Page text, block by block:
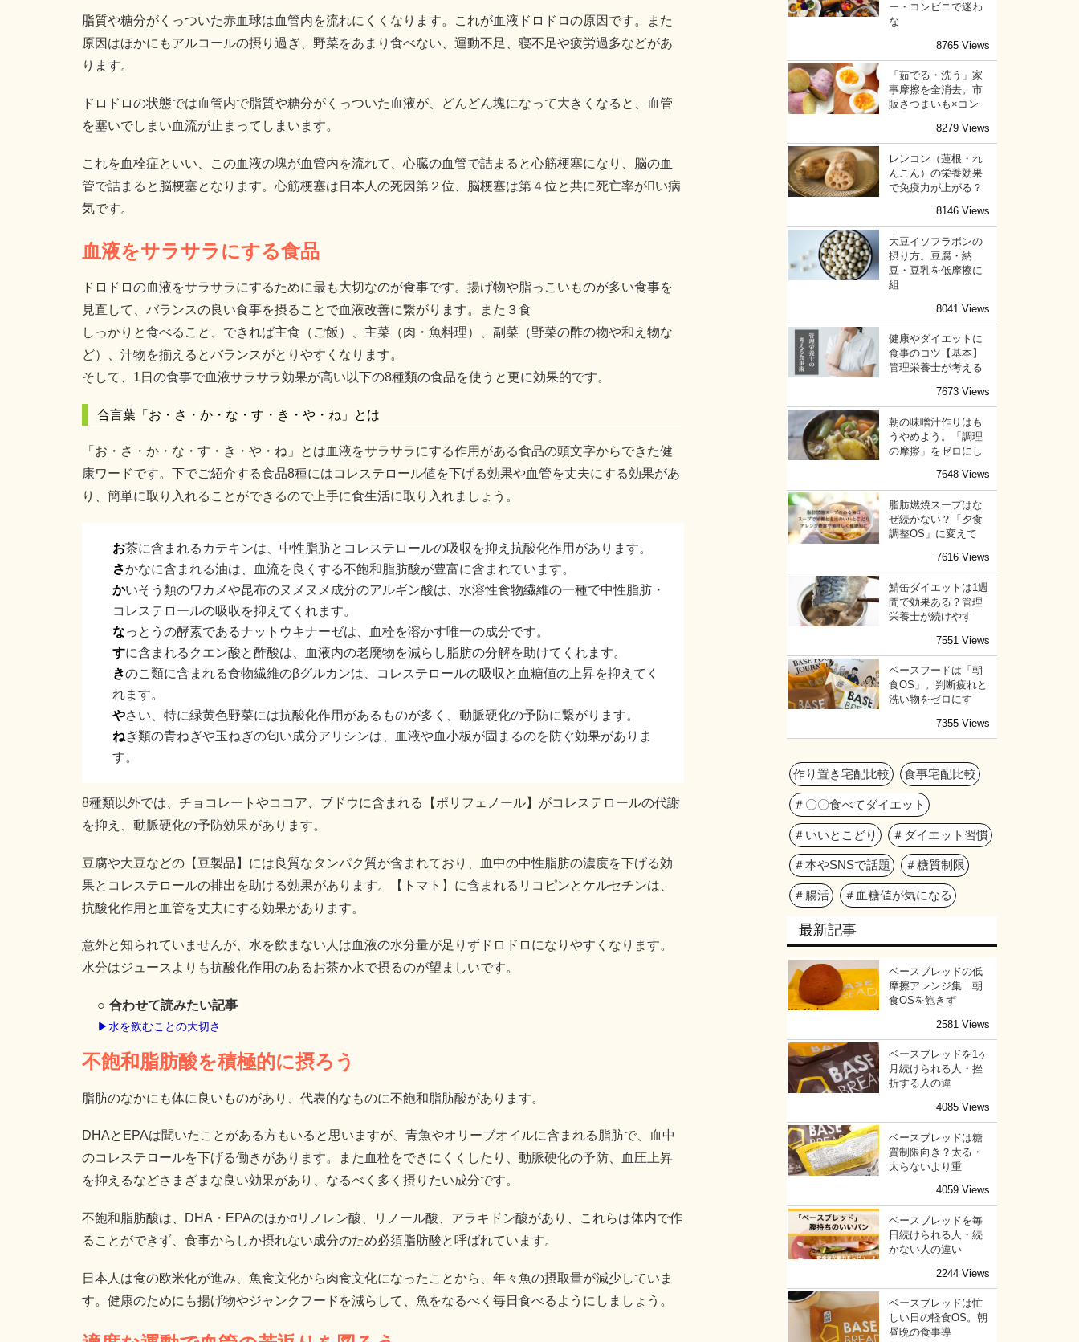
脂質や糖分がくっついた赤血球は血管内を流れにくくなります。これが血液ドロドロの原因です。また
原因はほかにもアルコールの摂り過ぎ、野菜をあまり食べない、運動不足、寝不足や疲労過多などがあ
ります。
ドロドロの状態では血管内で脂質や糖分がくっついた血液が、どんどん塊になって大きくなると、血管
を塞いでしまい血流が止まってしまいます。
これを血栓症といい、この血液の塊が血管内を流れて、心臓の血管で詰まると心筋梗塞になり、脳の血
管で詰まると脳梗塞となります。心筋梗塞は日本人の死因第２位、脳梗塞は第４位と共に死亡率がい病
気です。
血液をサラサラにする食品
ドロドロの血液をサラサラにするために最も大切なのが食事です。揚げ物や脂っこいものが多い食事を
見直して、バランスの良い食事を摂ることで血液改善に繋がります。また３食
しっかりと食べること、できれば主食（ご飯）、主菜（肉・魚料理）、副菜（野菜の酢の物や和え物な
ど）、汁物を揃えるとバランスがとりやすくなります。
そして、1日の食事で血液サラサラ効果が高い以下の8種類の食品を使うと更に効果的です。
合言葉「お・さ・か・な・す・き・や・ね」とは
「お・さ・か・な・す・き・や・ね」とは血液をサラサラにする作用がある食品の頭文字からできた健
康ワードです。下でご紹介する食品8種にはコレステロール値を下げる効果や血管を丈夫にする効果があ
り、簡単に取り入れることができるので上手に食生活に取り入れましょう。
お茶に含まれるカテキンは、中性脂肪とコレステロールの吸収を抑え抗酸化作用があります。
さかなに含まれる油は、血流を良くする不飽和脂肪酸が豊富に含まれています。
かいそう類のワカメや昆布のヌメヌメ成分のアルギン酸は、水溶性食物繊維の一種で中性脂肪・
コレステロールの吸収を抑えてくれます。
なっとうの酵素であるナットウキナーゼは、血栓を溶かす唯一の成分です。
すに含まれるクエン酸と酢酸は、血液内の老廃物を減らし脂肪の分解を助けてくれます。
きのこ類に含まれる食物繊維のβグルカンは、コレステロールの吸収と血糖値の上昇を抑えてく
れます。
やさい、特に緑黄色野菜には抗酸化作用があるものが多く、動脈硬化の予防に繋がります。
ねぎ類の青ねぎや玉ねぎの匂い成分アリシンは、血液や血小板が固まるのを防ぐ効果がありま
す。
8種類以外では、チョコレートやココア、ブドウに含まれる【ポリフェノール】がコレステロールの代謝
を抑え、動脈硬化の予防効果があります。
豆腐や大豆などの【豆製品】には良質なタンパク質が含まれており、血中の中性脂肪の濃度を下げる効
果とコレステロールの排出を助ける効果があります。【トマト】に含まれるリコピンとケルセチンは、
抗酸化作用と血管を丈夫にする効果があります。
意外と知られていませんが、水を飲まない人は血液の水分量が足りずドロドロになりやすくなります。
水分はジュースよりも抗酸化作用のあるお茶か水で摂るのが望ましいです。
合わせて読みたい記事
▶︎水を飲むことの大切さ
不飽和脂肪酸を積極的に摂ろう
脂肪のなかにも体に良いものがあり、代表的なものに不飽和脂肪酸があります。
DHAとEPAは聞いたことがある方もいると思いますが、青魚やオリーブオイルに含まれる脂肪で、血中
のコレステロールを下げる働きがあります。また血栓をできにくくしたり、動脈硬化の予防、血圧上昇
を抑えるなどさまざまな良い効果があり、なるべく多く摂りたい成分です。
不飽和脂肪酸は、DHA・EPAのほかαリノレン酸、リノール酸、アラキドン酸があり、これらは体内で作
ることができず、食事からしか摂れない成分のため必須脂肪酸と呼ばれています。
日本人は食の欧米化が進み、魚食文化から肉食文化になったことから、年々魚の摂取量が減少していま
す。健康のためにも揚げ物やジャンクフードを減らして、魚をなるべく毎日食べるようにしましょう。
ー・コンビニで迷わ
な
8765 Views
「茹でる・洗う」家
事摩擦を全消去。市
販さつまいも×コン
8279 Views
レンコン（蓮根・れ
んこん）の栄養効果
で免疫力が上がる？
8146 Views
大豆イソフラボンの
摂り方。豆腐・納
豆・豆乳を低摩擦に
組
8041 Views
健康やダイエットに
食事のコツ【基本】
管理栄養士が考える
7673 Views
朝の味噌汁作りはも
うやめよう。「調理
の摩擦」をゼロにし
7648 Views
脂肪燃焼スープはな
ぜ続かない？「夕食
調整OS」に変えて
7616 Views
鯖缶ダイエットは1週
間で効果ある？管理
栄養士が続けやす
7551 Views
ベースフードは「朝
食OS」。判断疲れと
洗い物をゼロにす
7355 Views
作り置き宅配比較 食事宅配比較
＃〇〇食べてダイエット
＃いいとこどり ＃ダイエット習慣
＃本やSNSで話題 ＃糖質制限
＃腸活 ＃血糖値が気になる
最新記事
ベースブレッドの低
摩擦アレンジ集｜朝
食OSを飽きず
2581 Views
ベースブレッドを1ヶ
月続けられる人・挫
折する人の違
4085 Views
ベースブレッドは糖
質制限向き？太る・
太らないより重
4059 Views
ベースブレッドを毎
日続けられる人・続
かない人の違い
2244 Views
ベースブレッドは忙
しい日の軽食OS。朝
昼晩の食事導